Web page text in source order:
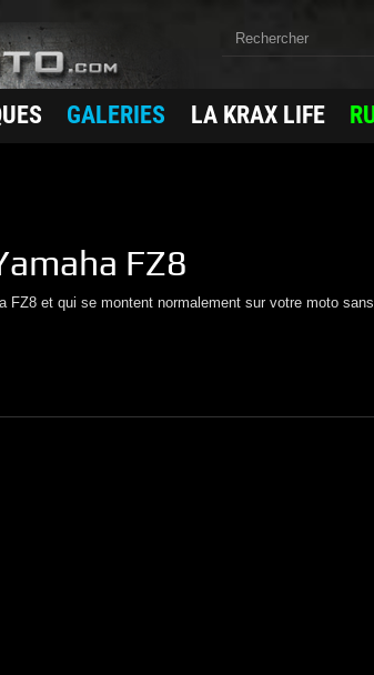
GALERIES LA KRAX LIFE
FZ8
FZ8 et qui se montent normalement sur votre moto